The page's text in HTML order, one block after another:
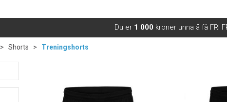
Du er 1 000 kroner unna å få FRI
> Shorts > Treningshorts